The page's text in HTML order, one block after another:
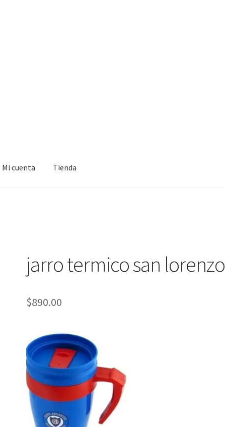
Mi cuenta Tienda
jarro termico san lorenzo
$890.00